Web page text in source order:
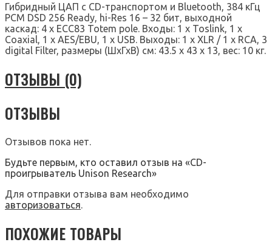
Гибридный ЦАП с CD-транспортом и Bluetooth, 384 кГц
PCM DSD 256 Ready, hi-Res 16 – 32 бит, выходной
каскад: 4 x ECC83 Totem pole. Входы: 1 х Toslink, 1 х
Coaxial, 1 х AES/EBU, 1 х USB. Выходы: 1 х XLR / 1 х RCA, 3
digital Filter, размеры (ШхГхВ) см: 43.5 x 43 x 13, вес: 10 кг.
ОТЗЫВЫ (0)
ОТЗЫВЫ
Отзывов пока нет.
Будьте первым, кто оставил отзыв на «CD-
проигрыватель Unison Research»
Для отправки отзыва вам необходимо
авторизоваться.
ПОХОЖИЕ ТОВАРЫ